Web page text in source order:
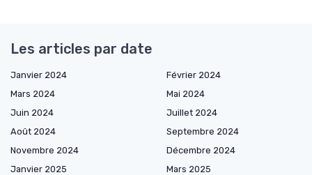
Les articles par date
Janvier 2024
Février 2024
Mars 2024
Mai 2024
Juin 2024
Juillet 2024
Août 2024
Septembre 2024
Novembre 2024
Décembre 2024
Janvier 2025
Mars 2025